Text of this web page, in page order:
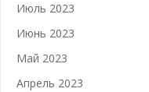
Июль 2023
Июнь 2023
Май 2023
Апрель 2023